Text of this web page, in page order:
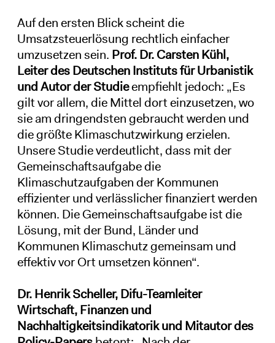
Auf den ersten Blick scheint die
Umsatzsteuerlösung rechtlich einfacher
umzusetzen sein. Prof. Dr. Carsten Kühl,
Leiter des Deutschen Instituts für Urbanistik
und Autor der Studieempfiehlt jedoch: „Es
gilt vor allem, die Mittel dort einzusetzen, wo
sie am dringendsten gebraucht werden und
die größte Klimaschutzwirkung erzielen.
Unsere Studie verdeutlicht, dass mit der
Gemeinschaftsaufgabe die
Klimaschutzaufgaben der Kommunen
effizienter und verlässlicher finanziert werden
können. Die Gemeinschaftsaufgabe ist die
Lösung, mit der Bund, Länder und
Kommunen Klimaschutz gemeinsam und
effektiv vor Ort umsetzen können“.
Dr. Henrik Scheller, Difu-Teamleiter
Wirtschaft, Finanzen und
Nachhaltigkeitsindikatorik und Mitautor des